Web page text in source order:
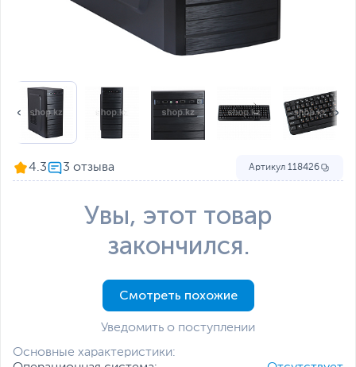
Основные характеристики:
4.3 Артикул 118426
Увы, этот товар
закончился.
Смотреть похожие
Уведомить о поступлении